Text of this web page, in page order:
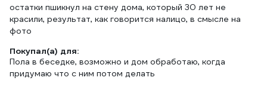
остатки пшикнул на стену дома, который 30 лет не
красили, результат, как говорится налицо, в смысле на
фото
Покупал(а) для:
Пола в беседке, возможно и дом обработаю, когда
придумаю что с ним потом делать